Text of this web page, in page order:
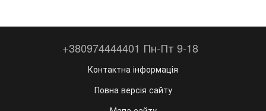
+380974444401 Пн-Пт 9-18
Контактна інформація
Повна версія сайту